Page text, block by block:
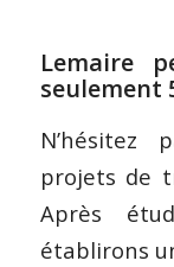
Lemaire
seulement
N’hésitez
projets de
Après
établirons